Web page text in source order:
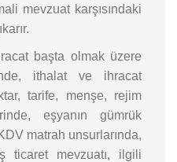
mevzuat karşısındaki
başta olmak üzere
ithalat ve ihracat
tarife, menşe, rejim
eşyanın gümrük
matrah unsurlarında,
ticaret mevzuatı, ilgili